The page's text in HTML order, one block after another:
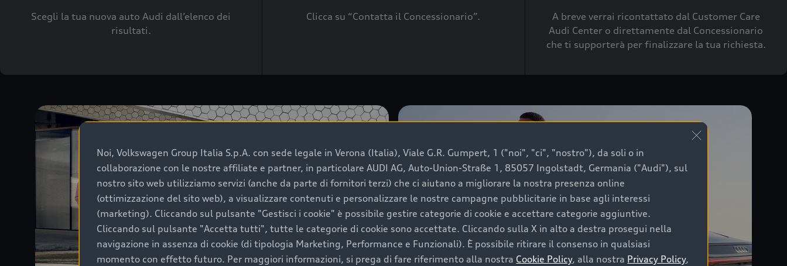
Scegli la tua nuova auto Audi dall’elenco dei
risultati.
Clicca su “Contatta il Concessionario”.
A breve verrai ricontattato dal Customer Care
Audi Center o direttamente dal Concessionario
che ti supporterà per finalizzare la tua richiesta.
Noi, Volkswagen Group Italia S.p.A. con sede legale in Verona (Italia), Viale G.R. Gumpert, 1 ("noi", "ci", "nostro"), da soli o in
collaborazione con le nostre affiliate e partner, in particolare AUDI AG, Auto-Union-Straße 1, 85057 Ingolstadt, Germania ("Audi"), sul
nostro sito web utilizziamo servizi (anche da parte di fornitori terzi) che ci aiutano a migliorare la nostra presenza online
(ottimizzazione del sito web), a visualizzare contenuti e personalizzare le nostre campagne pubblicitarie in base agli interessi
(marketing). Cliccando sul pulsante "Gestisci i cookie" è possibile gestire categorie di cookie e accettare categorie aggiuntive.
Cliccando sul pulsante "Accetta tutti", tutte le categorie di cookie sono accettate. Cliccando sulla X in alto a destra prosegui nella
navigazione in assenza di cookie (di tipologia Marketing, Performance e Funzionali). È possibile ritirare il consenso in qualsiasi
momento con effetto futuro. Per maggiori informazioni, si prega di fare riferimento alla nostra Cookie Policy, alla nostra Privacy Policy,